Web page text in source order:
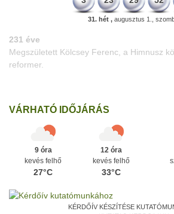
31. hét ,augusztus 1.,
VÁRHATÓ IDŐJÁRÁS
9 óra
kevés felhő
27°C
12 óra
kevés felhő
33°C
KÉRDŐÍV KÉSZÍTÉSE